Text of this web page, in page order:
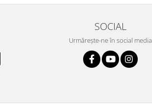
SOCIAL
Urmărește-ne în social media